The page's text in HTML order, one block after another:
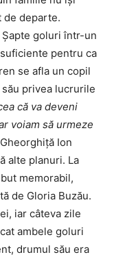
de departe.
goluri într-un
pentru ca
se afla un copil
privea lucrurile
că va deveni
voiam să urmeze
Ion
alte planuri. La
memorabil,
de Gloria Buzău.
iar câteva zile
ambele goluri
drumul său era